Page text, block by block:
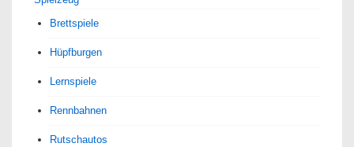
Brettspiele
Hüpfburgen
Lernspiele
Rennbahnen
Rutschautos